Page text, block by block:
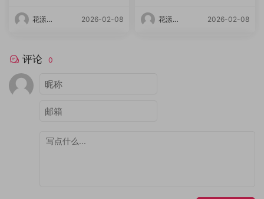
花漾
2026-02-08
花漾
2026-02-08
评论 0